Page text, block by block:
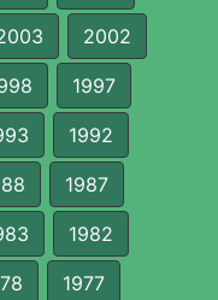
2002
1997
1992
1987
1982
1977